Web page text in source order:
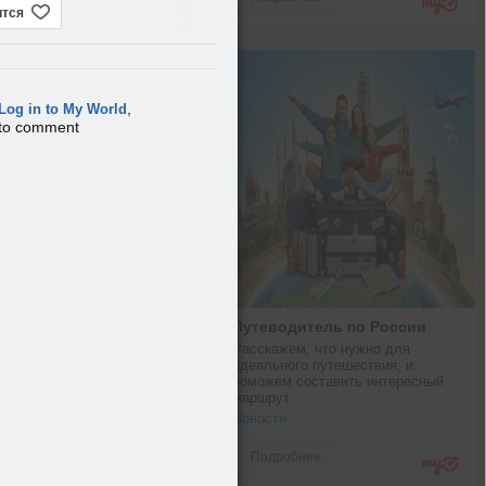
Путеводитель по России
Расскажем, что нужно для
идеального путешествия, и
поможем составить интересный
маршрут
Новости
in to My World
comment